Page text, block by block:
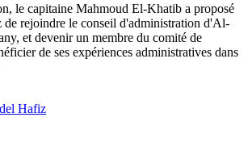
le capitaine Mahmoud El-Khatib a proposé
de rejoindre le conseil d'administration d'Al-
et devenir un membre du comité de
de ses expériences administratives dans
Hafiz